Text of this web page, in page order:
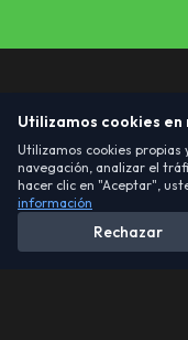
nuestras
de
Utilizamos cookies
Utilizamos cookies
navegación, analizar el
hacer clic en "Aceptar",
información
Rechazar